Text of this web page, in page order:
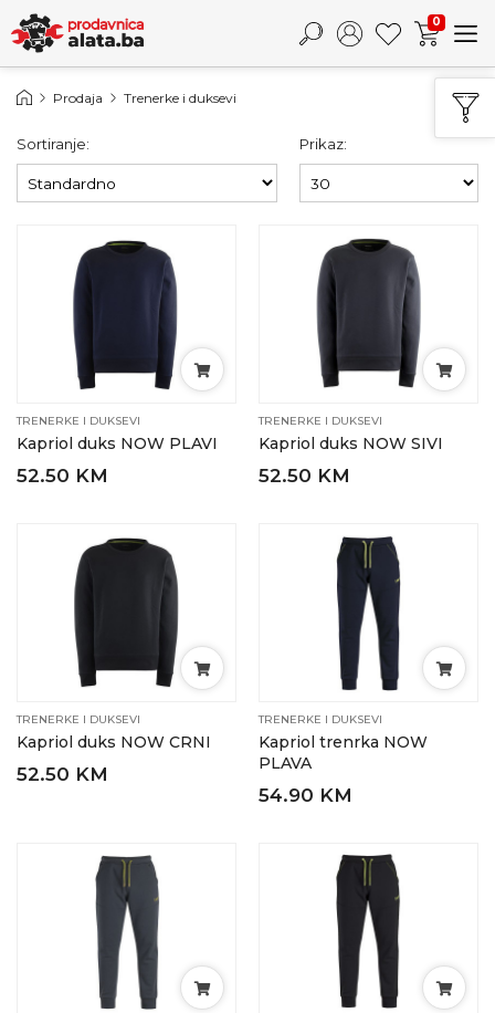
0
Prodaja Trenerke i duksevi
Sortiranje: Prikaz:
TRENERKE I DUKSEVI
Kapriol duks NOW PLAVI
52.50 KM
TRENERKE I DUKSEVI
Kapriol duks NOW SIVI
52.50 KM
TRENERKE I DUKSEVI
Kapriol duks NOW CRNI
52.50 KM
TRENERKE I DUKSEVI
Kapriol trenrka NOW
PLAVA
54.90 KM